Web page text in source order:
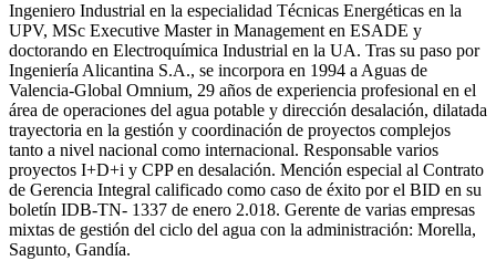
Ingeniero Industrial en la especialidad Técnicas Energéticas en la
UPV, MSc Executive Master in Management en ESADE y
doctorando en Electroquímica Industrial en la UA. Tras su paso por
Ingeniería Alicantina S.A., se incorpora en 1994 a Aguas de
Valencia-Global Omnium, 29 años de experiencia profesional en el
área de operaciones del agua potable y dirección desalación, dilatada
trayectoria en la gestión y coordinación de proyectos complejos
tanto a nivel nacional como internacional. Responsable varios
proyectos I+D+i y CPP en desalación. Mención especial al Contrato
de Gerencia Integral calificado como caso de éxito por el BID en su
boletín IDB-TN- 1337 de enero 2.018. Gerente de varias empresas
mixtas de gestión del ciclo del agua con la administración: Morella,
Sagunto, Gandía.